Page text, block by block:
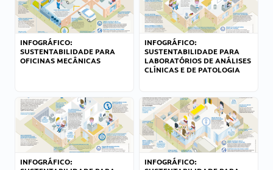
INFOGRÁFICO:
SUSTENTABILIDADE PARA
OFICINAS MECÂNICAS
INFOGRÁFICO:
SUSTENTABILIDADE PARA
LABORATÓRIOS DE ANÁLISES
CLÍNICAS E DE PATOLOGIA
INFOGRÁFICO:
INFOGRÁFICO: